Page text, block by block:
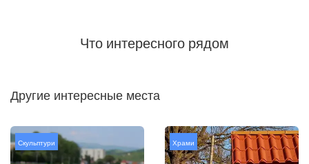
Что интересного рядом
Другие интересные места
Скульптури Храми